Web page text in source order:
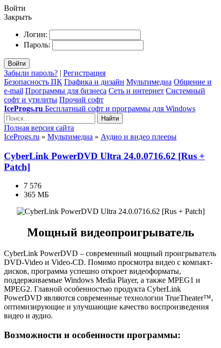
Войти
Закрыть
Логин:
Пароль:
Войти
Забыли пароль? | Регистрация
Безопасность ПК Графика и дизайн Мультимедиа Общение и
e-mail Программы для бизнеса Сеть и интернет Системный
софт и утилиты Прочий софт
IceProgs.ru Бесплатный софт и программы для Windows
Найти
Полная версия сайта
IceProgs.ru » Мультимедиа » Аудио и видео плееры
CyberLink PowerDVD Ultra 24.0.0716.62 [Rus +
Patch]
7 576
365 МБ
Мощный видеопроигрыватель
CyberLink PowerDVD – современный мощный проигрыватель
DVD-Video и Video-CD. Помимо просмотра видео с компакт-
дисков, программа успешно откроет видеоформаты,
поддерживаемые Windows Media Player, а также MPEG1 и
MPEG2. Главной особенностью продукта CyberLink
PowerDVD являются современные технологии TrueTheater™,
оптимизирующие и улучшающие качество воспроизведения
видео и аудио.
Возможности и особенности программы: